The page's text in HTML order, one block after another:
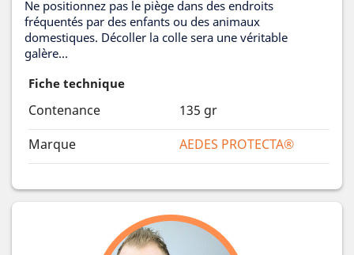
Ne positionnez pas le piège dans des endroits
fréquentés par des enfants ou des animaux
domestiques. Décoller la colle sera une véritable
galère...
Fiche technique
Contenance
135 gr
Marque
AEDES PROTECTA®